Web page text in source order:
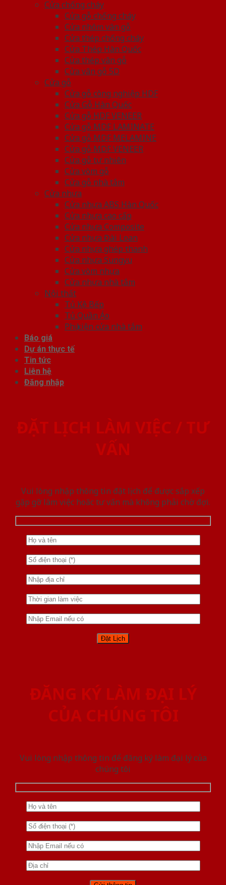
Cửa chống cháy
Cửa gỗ chống cháy
Cửa nhôm vân gỗ
Cửa thép chống cháy
Cửa Thép Hàn Quốc
Cửa thép vân gỗ
Cửa vân gỗ 5D
Cửa gỗ
Cửa gỗ công nghiệp HDF
Cửa Gỗ Hàn Quốc
Cửa gỗ HDF VENEER
Cửa gỗ MDF LAMINATE
Cửa gỗ MDF MELAMINE
Cửa gỗ MDF VENEER
Cửa gỗ tự nhiên
Cửa vòm gỗ
Cửa gỗ nhà tắm
Cửa nhựa
Cửa nhựa ABS Hàn Quốc
Cửa nhựa cao cấp
Cửa nhựa Composite
Cửa nhựa Đài Loan
Cửa nhựa ghép thanh
Cửa nhựa Sungyu
Cửa vòm nhựa
Cửa nhựa nhà tắm
Nội thất
Tủ Kệ Bếp
Tủ Quần Áo
Phụ kiện cửa nhà tắm
Báo giá
Dự án thực tế
Tin tức
Liên hệ
Đăng nhập
ĐẶT LỊCH LÀM VIỆC / TƯ
VẤN
Vui lòng nhập thông tin đặt lịch để được sắp xếp
gặp gỡ làm việc hoăc tư vấn mà không phải chờ đợi.
ĐĂNG KÝ LÀM ĐẠI LÝ
CỦA CHÚNG TÔI
Vui lòng nhập thông tin để đăng ký làm đại lý của
chúng tôi